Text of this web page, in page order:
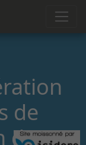
de
des